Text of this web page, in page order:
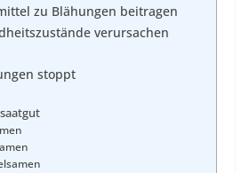
zu Blähungen beitragen
verursachen
stoppt